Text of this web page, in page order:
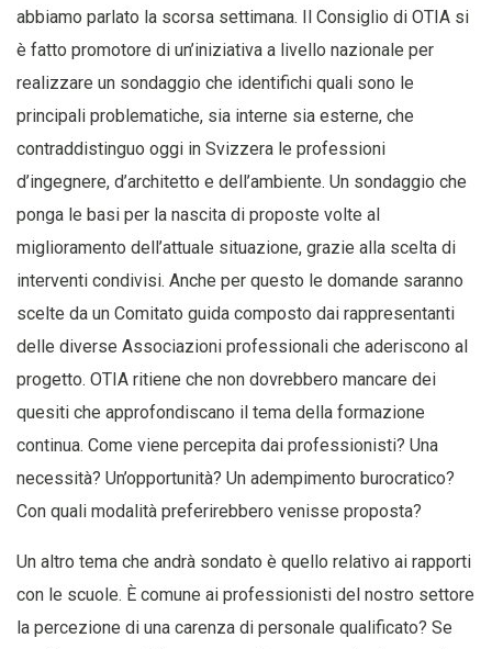
abbiamo parlato la scorsa settimana. Il Consiglio di OTIA si
è fatto promotore di un’iniziativa a livello nazionale per
realizzare un sondaggio che identifichi quali sono le
principali problematiche, sia interne sia esterne, che
contraddistinguo oggi in Svizzera le professioni
d’ingegnere, d’architetto e dell’ambiente. Un sondaggio che
ponga le basi per la nascita di proposte volte al
miglioramento dell’attuale situazione, grazie alla scelta di
interventi condivisi. Anche per questo le domande saranno
scelte da un Comitato guida composto dai rappresentanti
delle diverse Associazioni professionali che aderiscono al
progetto. OTIA ritiene che non dovrebbero mancare dei
quesiti che approfondiscano il tema della formazione
continua. Come viene percepita dai professionisti? Una
necessità? Un’opportunità? Un adempimento burocratico?
Con quali modalità preferirebbero venisse proposta?
Un altro tema che andrà sondato è quello relativo ai rapporti
con le scuole. È comune ai professionisti del nostro settore
la percezione di una carenza di personale qualificato? Se